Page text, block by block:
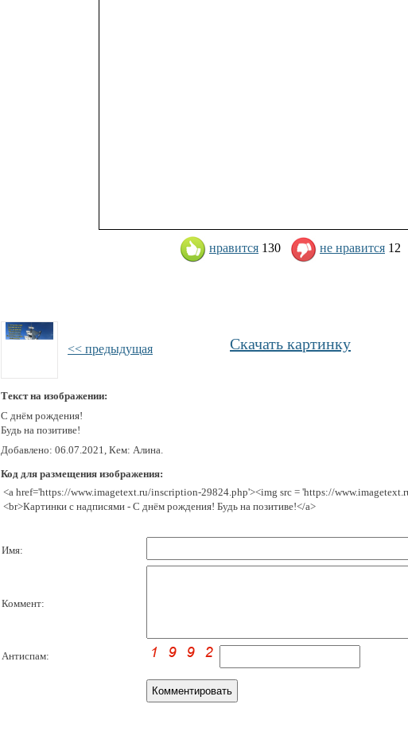
нравится 130 не нравится 12
<< предыдущая Скачать картинку
Текст на изображении:
С днём рождения!
Будь на позитиве!
Добавлено: 06.07.2021, Кем: Алина.
Код для размещения изображения:
<a href='https://www.imagetext.ru/inscription-29824.php'><img src = 'https://
<br>Картинки с надписями - С днём рождения! Будь на позитиве!</a>
Имя:
Коммент:
Антиспам: